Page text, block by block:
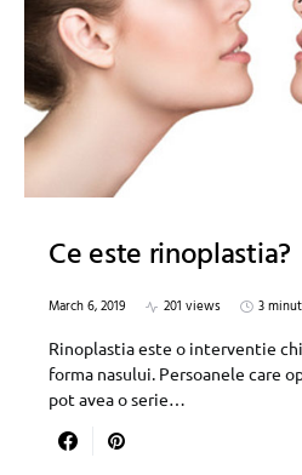
Ce este rinoplastia?
March 6, 2019 201 views
3
Rinoplastia este o interventie
forma nasului. Persoanele care
pot avea o serie…